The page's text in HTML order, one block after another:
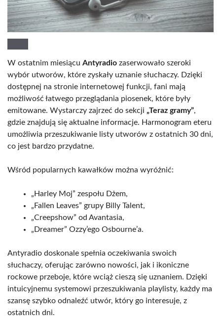
W ostatnim miesiącu Antyradio zaserwowało szeroki
wybór utworów, które zyskały uznanie słuchaczy. Dzięki
dostępnej na stronie internetowej funkcji, fani mają
możliwość łatwego przeglądania piosenek, które były
emitowane. Wystarczy zajrzeć do sekcji „Teraz gramy”,
gdzie znajdują się aktualne informacje. Harmonogram eteru
umożliwia przeszukiwanie listy utworów z ostatnich 30 dni,
co jest bardzo przydatne.
Wśród popularnych kawałków można wyróżnić:
„Harley Moj” zespołu Dżem,
„Fallen Leaves” grupy Billy Talent,
„Creepshow” od Avantasia,
„Dreamer” Ozzy’ego Osbourne’a.
Antyradio doskonale spełnia oczekiwania swoich
słuchaczy, oferując zarówno nowości, jak i ikoniczne
rockowe przeboje, które wciąż cieszą się uznaniem. Dzięki
intuicyjnemu systemowi przeszukiwania playlisty, każdy ma
szansę szybko odnaleźć utwór, który go interesuje, z
ostatnich dni.